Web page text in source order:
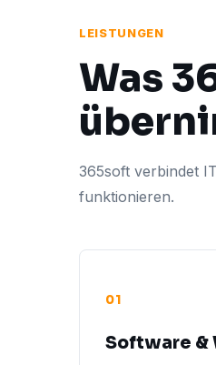
LEISTUNGEN
Was
365soft verbindet
funktionieren.
01
Software &